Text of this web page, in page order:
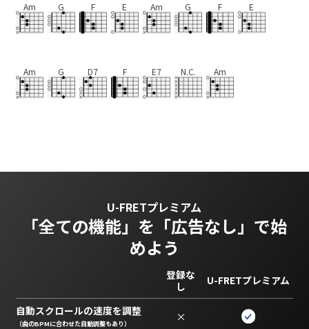
Am G F E Am G F E
Am G D7 F E7 N.C. Am
U-FRETプレミアム
「全ての機能」を 「広告なし」で始
めよう
登録な
し
U-FRETプレミアム
自動スクロールの速度を調整
（曲のBPMに合わせた自動調整もあり） ×